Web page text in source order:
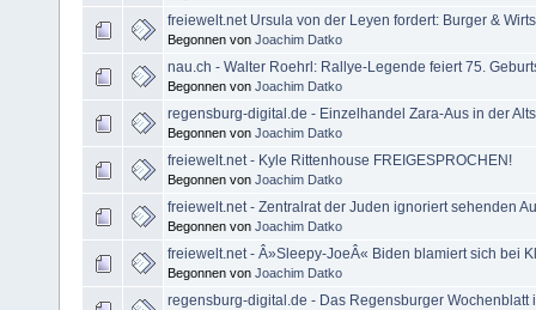
freiewelt.net Ursula von der Leyen fordert: Burger &
Begonnen von Joachim Datko
nau.ch - Walter Roehrl: Rallye-Legende feiert 75.
Begonnen von Joachim Datko
regensburg-digital.de - Einzelhandel Zara-Aus in der
Begonnen von Joachim Datko
freiewelt.net - Kyle Rittenhouse FREIGESPROCHEN!
Begonnen von Joachim Datko
freiewelt.net - Zentralrat der Juden ignoriert sehenden
Begonnen von Joachim Datko
freiewelt.net - Â»Sleepy-JoeÂ« Biden blamiert sich bei
Begonnen von Joachim Datko
regensburg-digital.de - Das Regensburger Wochenblatt